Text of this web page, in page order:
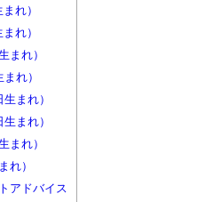
れ）
れ）
まれ）
れ）
まれ）
まれ）
まれ）
れ）
アドバイス